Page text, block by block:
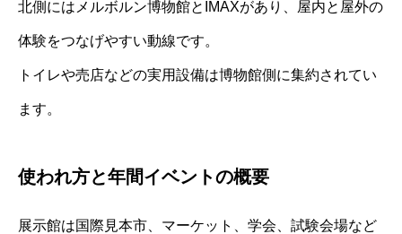
北側にはメルボルン博物館とIMAXがあり、屋内と屋外の
体験をつなげやすい動線です。
トイレや売店などの実用設備は博物館側に集約されてい
ます。
使われ方と年間イベントの概要
展示館は国際見本市、マーケット、学会、試験会場など